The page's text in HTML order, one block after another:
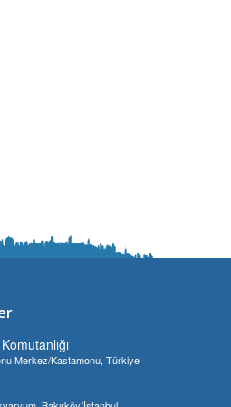
Merkez/Kastamonu, Türkiye